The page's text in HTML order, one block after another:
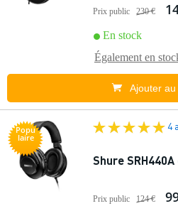
Prix public 230 €
En stock
Également en
Ajouter
Popu
laire
4
Shure
Prix public 124 €